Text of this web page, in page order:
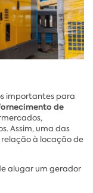
importantes para
de
Assim, uma das
relação à locação de
alugar um gerador